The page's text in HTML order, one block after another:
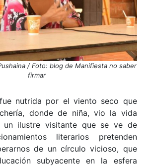
/ Foto: blog de Manifiesta no saber
firmar
nutrida por el viento seco que
donde de niña, vio la vida
un ilustre visitante que se ve de
literarios pretenden
de un círculo vicioso, que
subyacente en la esfera